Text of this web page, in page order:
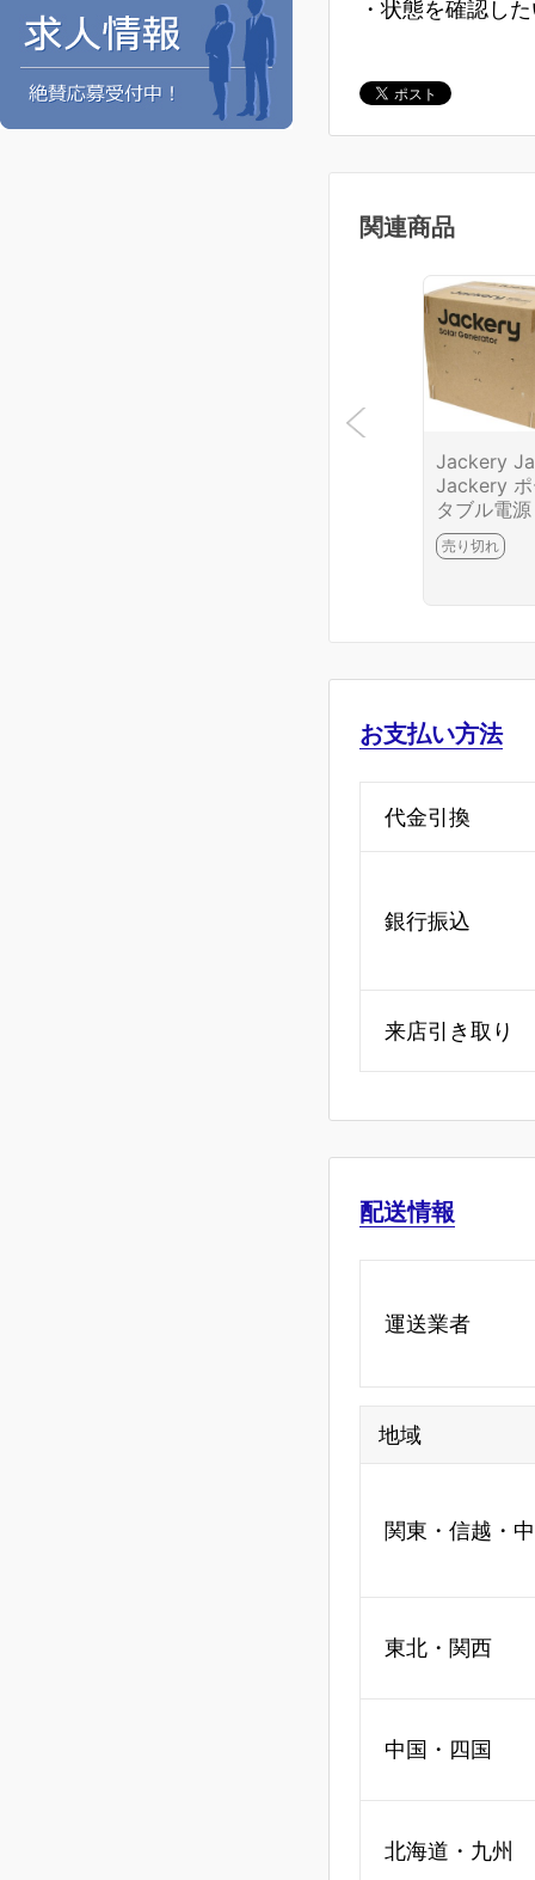
・状態を確認し
関連商品
Jackery
Jackery
タブル電
0 Plus JE-
C HA03-
売り切れ
お支払い方法
代金引換
銀行振込
来店引き取り
配送情報
運送業者
地域
関東・信越・
東北・関西
中国・四国
北海道・九州